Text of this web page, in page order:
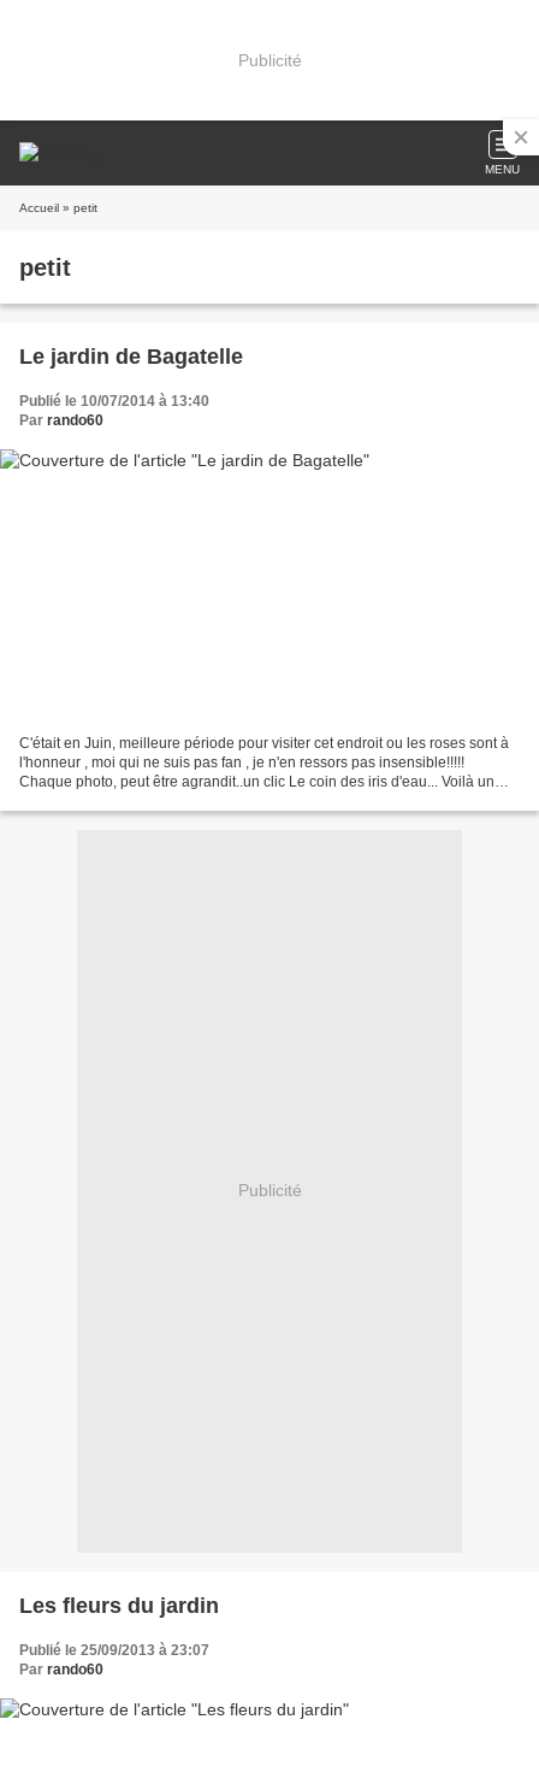
Publicité
MENU
Accueil » petit
petit
Le jardin de Bagatelle
Publié le 10/07/2014 à 13:40
Par rando60
C'était en Juin, meilleure période pour visiter cet endroit ou les roses sont à
l'honneur , moi qui ne suis pas fan , je n'en ressors pas insensible!!!!!
Chaque photo, peut être agrandit..un clic Le coin des iris d'eau... Voilà un
Publicité
Les fleurs du jardin
Publié le 25/09/2013 à 23:07
Par rando60